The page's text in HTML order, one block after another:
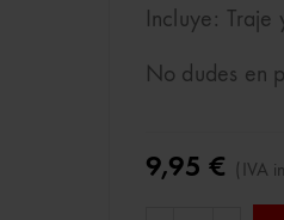
Incluye: Traje
No dudes en
9,95 € (IVA